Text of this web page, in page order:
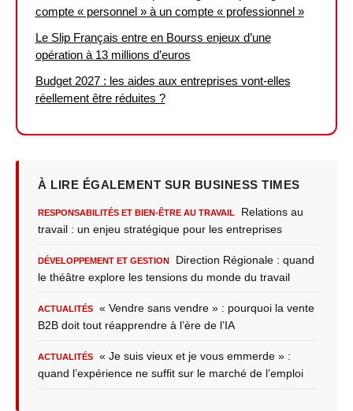
compte « personnel » à un compte « professionnel »
Le Slip Français entre en Bourss enjeux d’une
opération à 13 millions d’euros
Budget 2027 : les aides aux entreprises vont-elles
réellement être réduites ?
À LIRE ÉGALEMENT SUR BUSINESS TIMES
RESPONSABILITÉS ET BIEN-ÊTRE AU TRAVAIL
Relations au
travail : un enjeu stratégique pour les entreprises
DÉVELOPPEMENT ET GESTION
Direction Régionale : quand
le théâtre explore les tensions du monde du travail
ACTUALITÉS
« Vendre sans vendre » : pourquoi la vente
B2B doit tout réapprendre à l’ère de l’IA
ACTUALITÉS
« Je suis vieux et je vous emmerde » :
quand l’expérience ne suffit sur le marché de l’emploi